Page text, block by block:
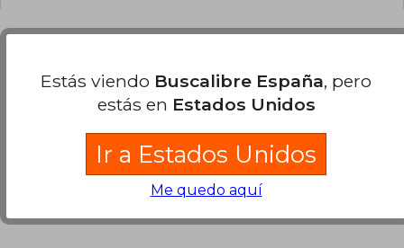
Opiniones sobre Buscalibre
Ver más opiniones de clientes
Estás viendo Buscalibre España, pero
estás en Estados Unidos
Ir a Estados Unidos
Me quedo aquí